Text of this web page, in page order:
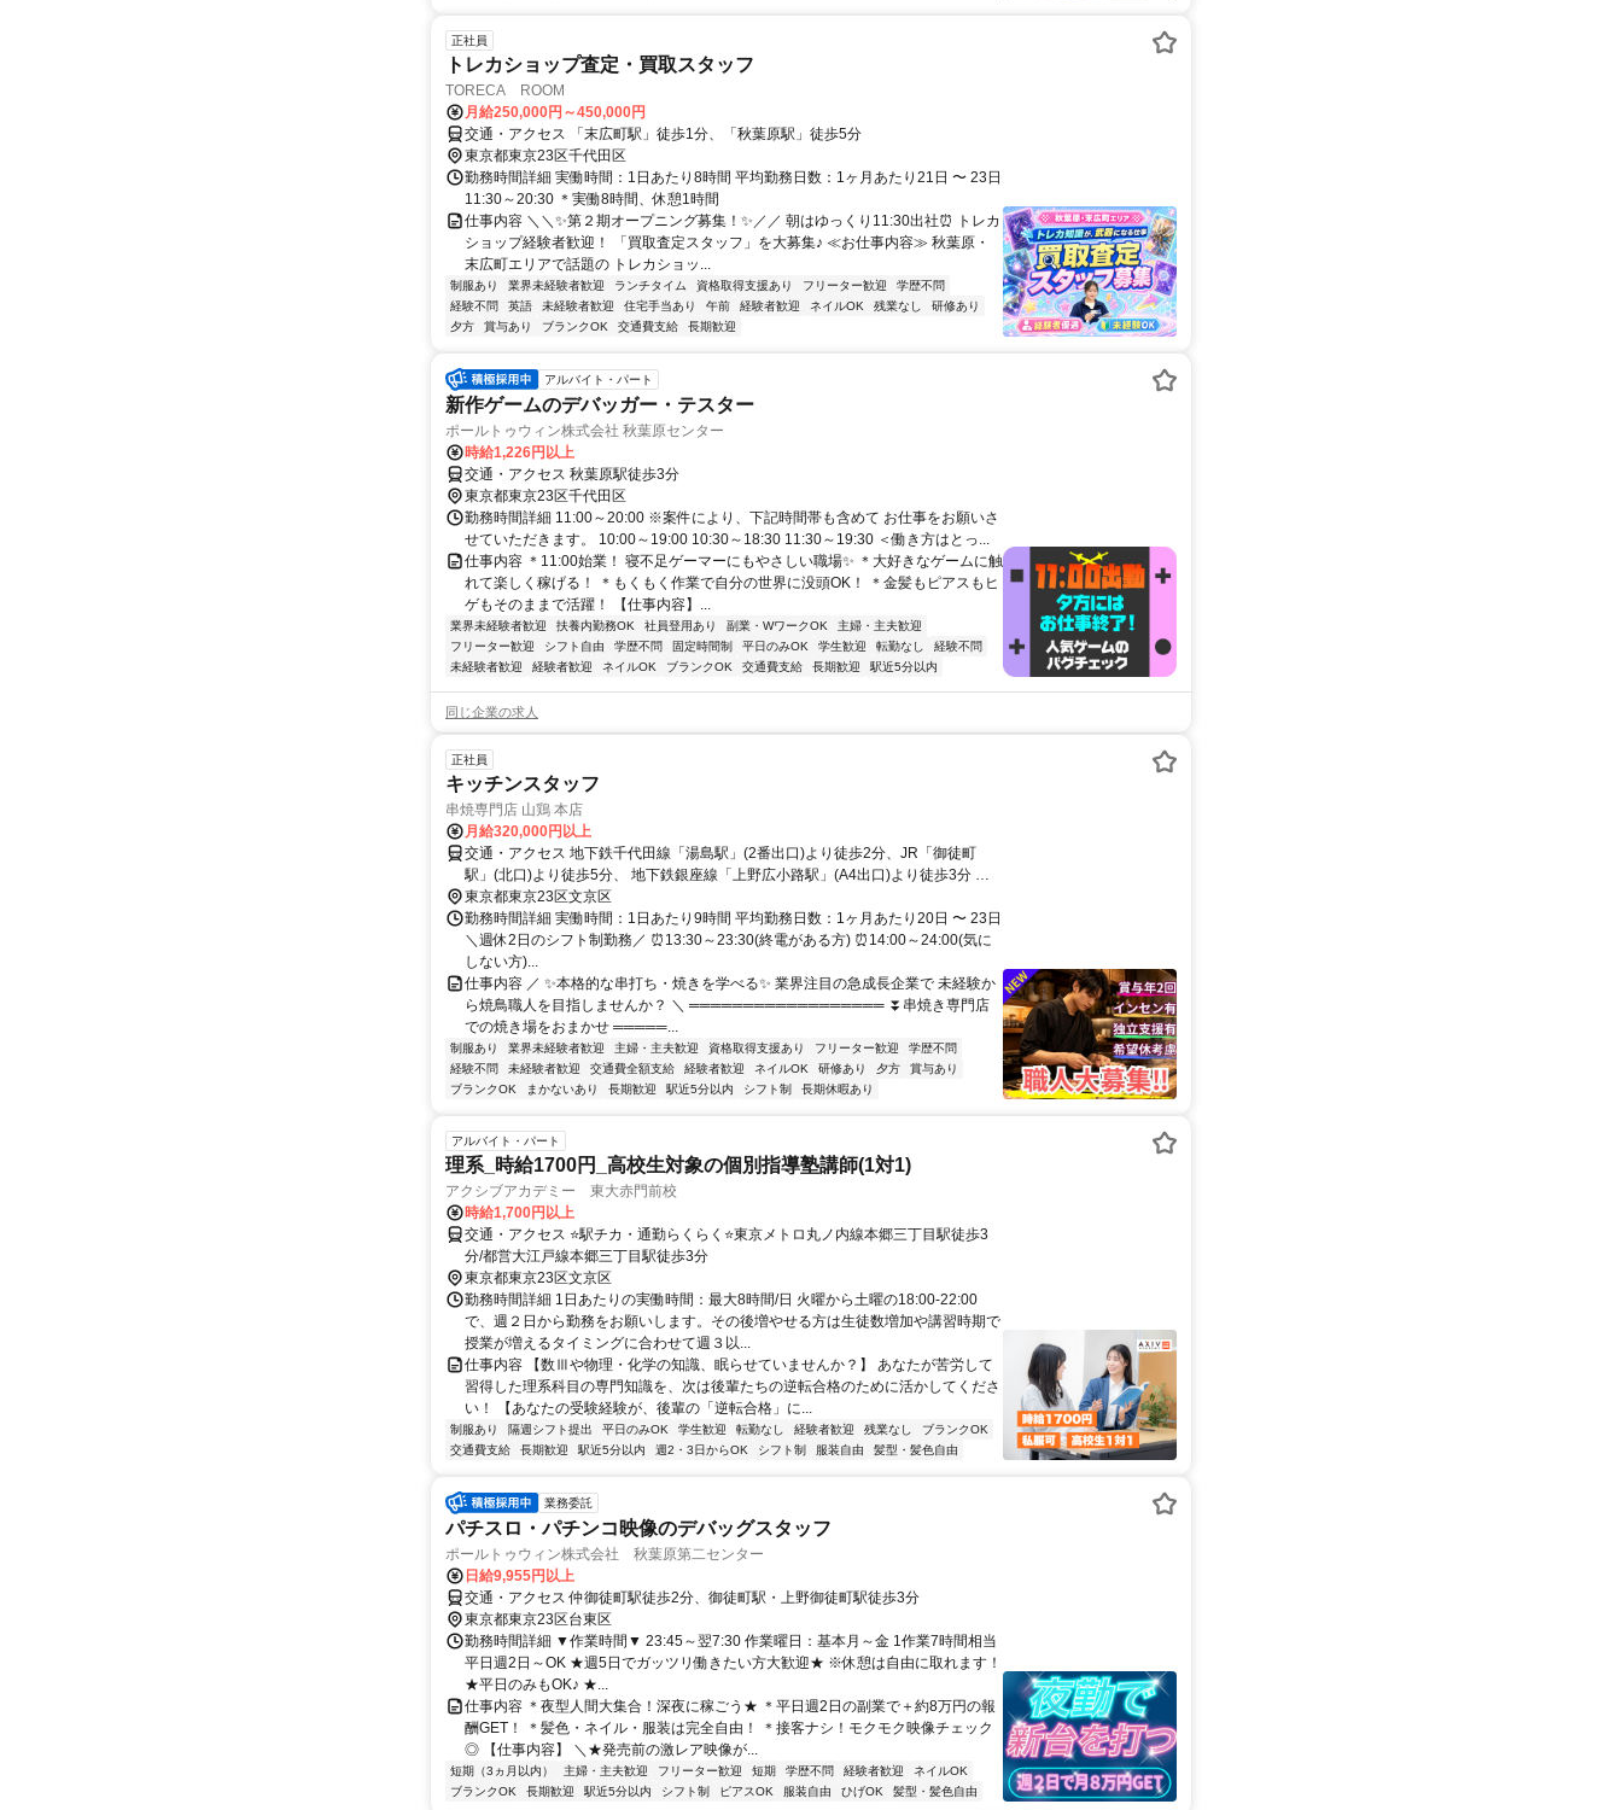
正社員
トレカショップ査定・買取スタッフ
TORECA ROOM
月給250,000円～450,000円
交通・アクセス 「末広町駅」徒歩1分、「秋葉原駅」徒歩5分
東京都東京23区千代田区
勤務時間詳細 実働時間：1日あたり8時間 平均勤務日数：1ヶ月あたり21日 〜 23日
11:30～20:30 ＊実働8時間、休憩1時間
仕事内容 ＼＼✨第２期オープニング募集！✨／／ 朝はゆっくり11:30出社⏰ トレカ
ショップ経験者歓迎！ 「買取査定スタッフ」を大募集♪ ≪お仕事内容≫ 秋葉原・
末広町エリアで話題の トレカショッ...
制服あり 業界未経験者歓迎 ランチタイム 資格取得支援あり フリーター歓迎
学歴不問
経験不問
英語 未経験者歓迎 住宅手当あり 午前 経験者歓迎 ネイルOK 残業なし
研修あり
夕方
賞与あり ブランクOK 交通費支給 長期歓迎
アルバイト・パート
新作ゲームのデバッガー・テスター
ポールトゥウィン株式会社 秋葉原センター
時給1,226円以上
交通・アクセス 秋葉原駅徒歩3分
東京都東京23区千代田区
勤務時間詳細 11:00～20:00 ※案件により、下記時間帯も含めて お仕事をお願いさ
せていただきます。 10:00～19:00 10:30～18:30 11:30～19:30 ＜働き方はとっ...
仕事内容 ＊11:00始業！ 寝不足ゲーマーにもやさしい職場✨ ＊大好きなゲームに触
れて楽しく稼げる！ ＊もくもく作業で自分の世界に没頭OK！ ＊金髪もピアスもヒ
ゲもそのままで活躍！ 【仕事内容】...
業界未経験者歓迎 扶養内勤務OK 社員登用あり 副業・WワークOK
主婦・主夫歓迎
フリーター歓迎
シフト自由 学歴不問 固定時間制 平日のみOK 学生歓迎 転勤なし
経験不問
未経験者歓迎
経験者歓迎 ネイルOK ブランクOK 交通費支給 長期歓迎 駅近5分以内
同じ企業の求人
正社員
キッチンスタッフ
串焼専門店 山鶏 本店
月給320,000円以上
交通・アクセス 地下鉄千代田線「湯島駅」(2番出口)より徒歩2分、JR「御徒町
駅」(北口)より徒歩5分、 地下鉄銀座線「上野広小路駅」(A4出口)より徒歩3分 ★
交通費全額支給
東京都東京23区文京区
勤務時間詳細 実働時間：1日あたり9時間 平均勤務日数：1ヶ月あたり20日 〜 23日
＼週休2日のシフト制勤務／ ⏰13:30～23:30(終電がある方) ⏰14:00～24:00(気に
しない方)...
仕事内容 ／ ✨本格的な串打ち・焼きを学べる✨ 業界注目の急成長企業で 未経験か
ら焼鳥職人を目指しませんか？ ＼ ══════════════════ ⏬串焼き専門店
での焼き場をおまかせ ═════...
制服あり 業界未経験者歓迎 主婦・主夫歓迎 資格取得支援あり フリーター歓迎
学歴不問
経験不問
未経験者歓迎 交通費全額支給 経験者歓迎 ネイルOK 研修あり 夕方
賞与あり
ブランクOK
まかないあり 長期歓迎 駅近5分以内 シフト制 長期休暇あり
アルバイト・パート
理系_時給1700円_高校生対象の個別指導塾講師(1対1)
アクシブアカデミー 東大赤門前校
時給1,700円以上
交通・アクセス ⭐駅チカ・通勤らくらく⭐東京メトロ丸ノ内線本郷三丁目駅徒歩3
分/都営大江戸線本郷三丁目駅徒歩3分
東京都東京23区文京区
勤務時間詳細 1日あたりの実働時間：最大8時間/日 火曜から土曜の18:00-22:00
で、週２日から勤務をお願いします。その後増やせる方は生徒数増加や講習時期で
授業が増えるタイミングに合わせて週３以...
仕事内容 【数Ⅲや物理・化学の知識、眠らせていませんか？】 あなたが苦労して
習得した理系科目の専門知識を、次は後輩たちの逆転合格のために活かしてくださ
い！ 【あなたの受験経験が、後輩の「逆転合格」に...
制服あり 隔週シフト提出 平日のみOK 学生歓迎 転勤なし 経験者歓迎 残業なし
ブランクOK
交通費支給
長期歓迎 駅近5分以内 週2・3日からOK シフト制 服装自由 髪型・髪色自由
業務委託
パチスロ・パチンコ映像のデバッグスタッフ
ポールトゥウィン株式会社 秋葉原第二センター
日給9,955円以上
交通・アクセス 仲御徒町駅徒歩2分、御徒町駅・上野御徒町駅徒歩3分
東京都東京23区台東区
勤務時間詳細 ▼作業時間▼ 23:45～翌7:30 作業曜日：基本月～金 1作業7時間相当
平日週2日～OK ★週5日でガッツリ働きたい方大歓迎★ ※休憩は自由に取れます！
★平日のみもOK♪ ★...
仕事内容 ＊夜型人間大集合！深夜に稼ごう★ ＊平日週2日の副業で＋約8万円の報
酬GET！ ＊髪色・ネイル・服装は完全自由！ ＊接客ナシ！モクモク映像チェック
◎ 【仕事内容】 ＼★発売前の激レア映像が...
短期（3ヵ月以内） 主婦・主夫歓迎 フリーター歓迎 短期 学歴不問 経験者歓迎
ネイルOK
ブランクOK
長期歓迎 駅近5分以内 シフト制 ピアスOK 服装自由 ひげOK 髪型・髪色自由